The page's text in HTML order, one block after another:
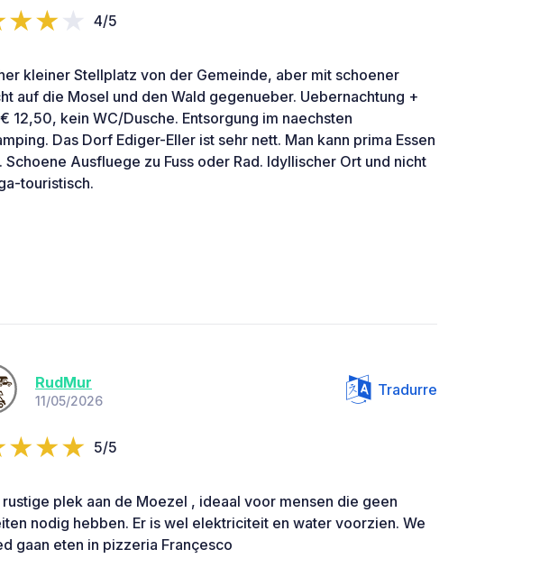
4/5
kleiner Stellplatz von der Gemeinde, aber mit schoener
auf die Mosel und den Wald gegenueber. Uebernachtung +
12,50, kein WC/Dusche. Entsorgung im naechsten
Das Dorf Ediger-Eller ist sehr nett. Man kann prima Essen
Schoene Ausfluege zu Fuss oder Rad. Idyllischer Ort und nicht
touristisch.
RudMur
11/05/2026
Tradurre
5/5
plek aan de Moezel , ideaal voor mensen die geen
nodig hebben. Er is wel elektriciteit en water voorzien. We
gaan eten in pizzeria Françesco